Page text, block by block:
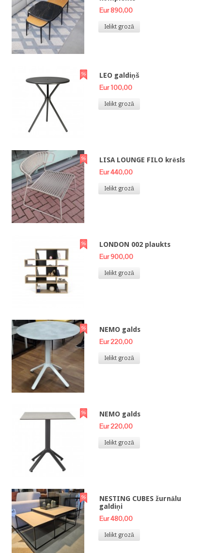
Eur 890,00
Ielikt grozā
LEO galdiņš
Eur 100,00
Ielikt grozā
LISA LOUNGE FILO krēsls
Eur 440,00
Ielikt grozā
LONDON 002 plaukts
Eur 900,00
Ielikt grozā
NEMO galds
Eur 220,00
Ielikt grozā
NEMO galds
Eur 220,00
Ielikt grozā
NESTING CUBES žurnālu
galdiņi
Eur 480,00
Ielikt grozā